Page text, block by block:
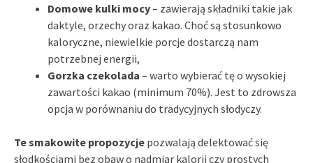
Domowe kulki mocy– zawierają składniki takie jak
daktyle, orzechy oraz kakao. Choć są stosunkowo
kaloryczne, niewielkie porcje dostarczą nam
potrzebnej energii,
Gorzka czekolada – warto wybierać tę o wysokiej
zawartości kakao (minimum 70%). Jest to zdrowsza
opcja w porównaniu do tradycyjnych słodyczy.
Te smakowite propozycje pozwalają delektować się
słodkościami bez obaw o nadmiar kalorii czy prostych